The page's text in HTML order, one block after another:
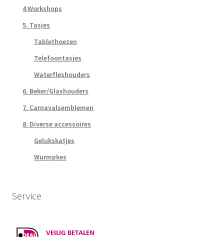
4 Workshops
5. Tasjes
Tablethoezen
Telefoontasjes
Waterfleshouders
6. Beker/Glashouders
7. Carnavalsemblemen
8. Diverse accessoires
Gelukskatjes
Wurmpkes
Service